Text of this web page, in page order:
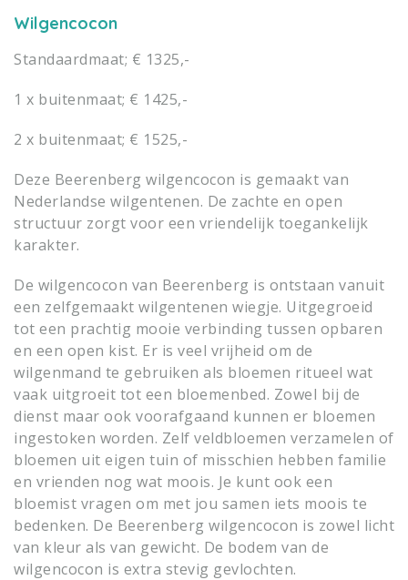
Wilgencocon
Standaardmaat; € 1325,-
1 x buitenmaat; € 1425,-
2 x buitenmaat; € 1525,-
Deze Beerenberg wilgencocon is gemaakt van
Nederlandse wilgentenen. De zachte en open
structuur zorgt voor een vriendelijk toegankelijk
karakter.
De wilgencocon van Beerenberg is ontstaan vanuit
een zelfgemaakt wilgentenen wiegje. Uitgegroeid
tot een prachtig mooie verbinding tussen opbaren
en een open kist. Er is veel vrijheid om de
wilgenmand te gebruiken als bloemen ritueel wat
vaak uitgroeit tot een bloemenbed. Zowel bij de
dienst maar ook voorafgaand kunnen er bloemen
ingestoken worden. Zelf veldbloemen verzamelen of
bloemen uit eigen tuin of misschien hebben familie
en vrienden nog wat moois. Je kunt ook een
bloemist vragen om met jou samen iets moois te
bedenken. De Beerenberg wilgencocon is zowel licht
van kleur als van gewicht. De bodem van de
wilgencocon is extra stevig gevlochten.